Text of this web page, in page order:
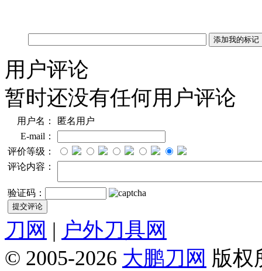
用户评论
暂时还没有任何用户评论
用户名：
匿名用户
E-mail：
评价等级：
评论内容：
验证码：
刀网 | 户外刀具网
© 2005-2026 大鹏刀网 版权